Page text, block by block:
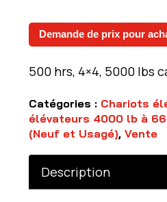
Demande de prix pour
500 hrs, 4×4, 5000 lbs
Catégories : Chariots
élévateurs 4000 lb à
(Neuf et Usagé), Vente
Description